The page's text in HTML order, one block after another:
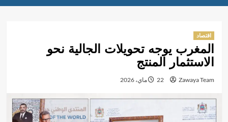
اقتصاد
المغرب يوجه تحويلات الجالية نحو
الاستثمار المنتج
Zawaya Team 22 ماي، 2026